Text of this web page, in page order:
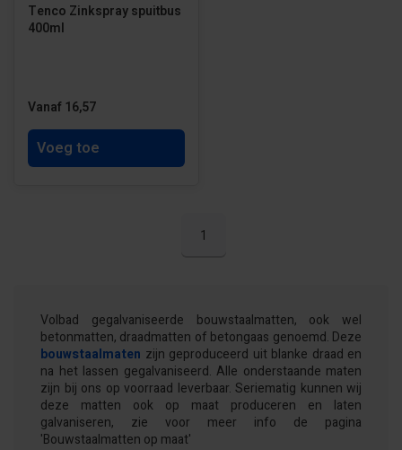
Tenco Zinkspray spuitbus
400ml
Vanaf 16,57
Voeg toe
1
Volbad gegalvaniseerde bouwstaalmatten, ook wel
betonmatten, draadmatten of betongaas genoemd. Deze
bouwstaalmaten zijn geproduceerd uit blanke draad en
na het lassen gegalvaniseerd. Alle onderstaande maten
zijn bij ons op voorraad leverbaar. Seriematig kunnen wij
deze matten ook op maat produceren en laten
galvaniseren, zie voor meer info de pagina
'Bouwstaalmatten op maat'